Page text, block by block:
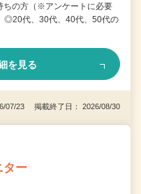
の方（※アンケートに必要
◎20代、30代、40代、50代の
を見る
07/23 掲載終了日： 2026/08/30
ター